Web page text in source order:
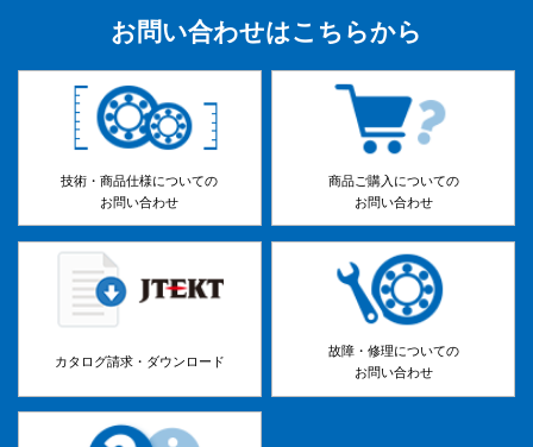
お問い合わせはこちらから
技術・商品仕様についての
お問い合わせ
商品ご購入についての
お問い合わせ
カタログ請求・ダウンロード
故障・修理についての
お問い合わせ